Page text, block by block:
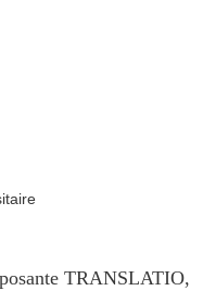
sur LinkedIn
TRANSLATIO,